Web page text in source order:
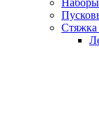
Наборы
Стяжка